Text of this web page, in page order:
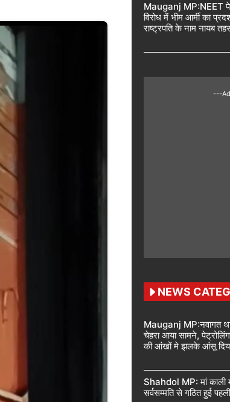
Mauganj MP:NEET
विरोध में भीम आर्मी का
राष्ट्रपति के नाम नायब
---
NEWS
Mauganj MP:नवागत
चेहरा आया सामने,
की आंखों मे झलके आंसू दिया
Shahdol MP: मां काली
सर्वसम्मति से गठित हुई